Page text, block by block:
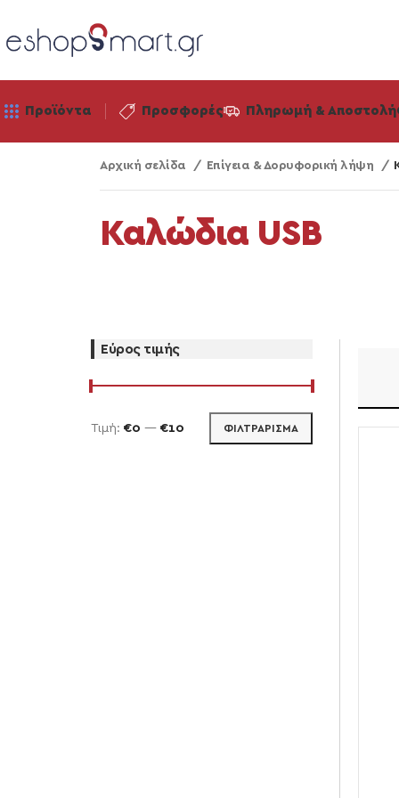
Προϊόντα Προσφορές Πληρωμή & Αποστολή
Αρχική σελίδα Επίγεια & Δορυφορική λήψη
Καλώδια USB
Εύρος τιμής
ΦΙΛΤΡΆΡΙΣΜΑ
Τιμή: €0 — €10